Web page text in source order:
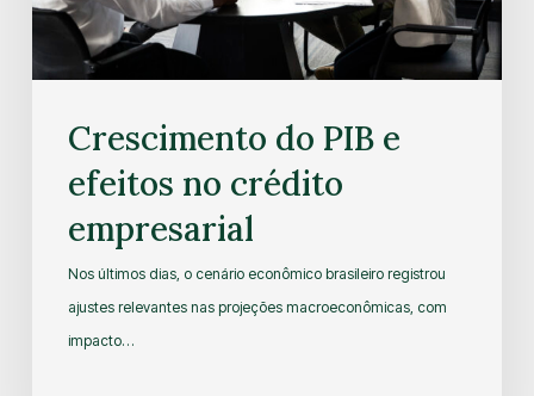
Crescimento do PIB e
efeitos no crédito
empresarial
Nos últimos dias, o cenário econômico brasileiro registrou
ajustes relevantes nas projeções macroeconômicas, com
impacto…